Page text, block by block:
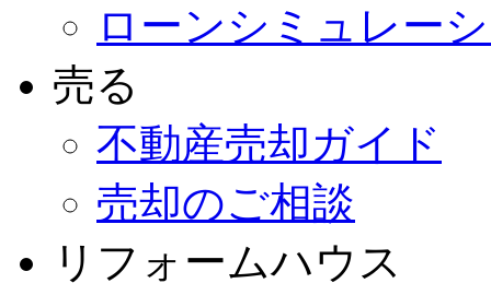
ローンシミュレー
売る
不動産売却ガイド
売却のご相談
リフォームハウス